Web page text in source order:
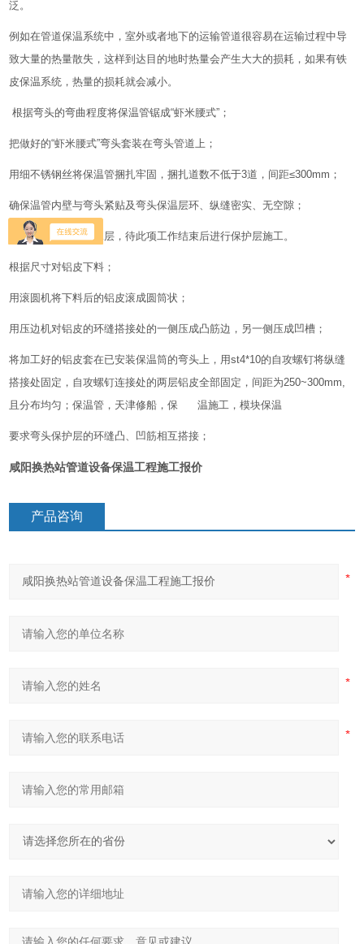
泛。
例如在管道保温系统中，室外或者地下的运输管道很容易在运输过程中导
致大量的热量散失，这样到达目的地时热量会产生大大的损耗，如果有铁
皮保温系统，热量的损耗就会减小。
根据弯头的弯曲程度将保温管锯成“虾米腰式”；
把做好的“虾米腰式”弯头套装在弯头管道上；
用细不锈钢丝将保温管捆扎牢固，捆扎道数不低于3道，间距≤300mm；
确保温管内壁与弯头紧贴及弯头保温层环、纵缝密实、无空隙；
在保温层外面加防水层，待此项工作结束后进行保护层施工。
根据尺寸对铝皮下料；
用滚圆机将下料后的铝皮滚成圆筒状；
用压边机对铝皮的环缝搭接处的一侧压成凸筋边，另一侧压成凹槽；
将加工好的铝皮套在已安装保温筒的弯头上，用st4*10的自攻螺钉将纵缝
搭接处固定，自攻螺钉连接处的两层铝皮全部固定，间距为250~300mm,
且分布均匀；保温管，天津修船，保 温施工，模块保温
要求弯头保护层的环缝凸、凹筋相互搭接；
咸阳换热站管道设备保温工程施工报价
产品咨询